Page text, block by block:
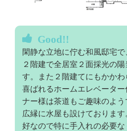
Good!!
閑静な立地に佇む和風邸宅
２階建で全居室２面採光の
す。また２階建てにもかか
喜ばれるホームエレベータ
ナー様は茶道もご趣味のよ
広縁に水屋も設けておりま
好なので特に手入れの必要